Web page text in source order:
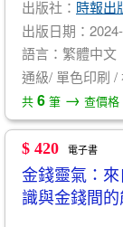
出版社： 時報出
出版日期：
語言：繁體中文
通級/ 單色印刷 /
共 6 筆 → 查價格
$ 420 電子書
金錢靈氣：
識與金錢間